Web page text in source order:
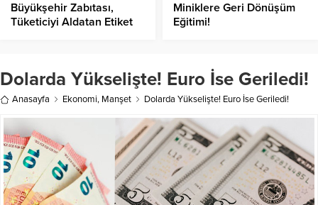
Büyükşehir Zabıtası,
Tüketiciyi Aldatan Etiket
Miniklere Geri Dönüşüm
Eğitimi!
Dolarda Yükselişte! Euro İse Geriledi!
Anasayfa Ekonomi, Manşet Dolarda Yükselişte! Euro İse Geriledi!